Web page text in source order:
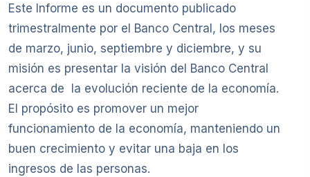
Este Informe es un documento publicado
trimestralmente por el Banco Central, los meses
de marzo, junio, septiembre y diciembre, y su
misión es presentar la visión del Banco Central
acerca de la evolución reciente de la economía.
El propósito es promover un mejor
funcionamiento de la economía, manteniendo un
buen crecimiento y evitar una baja en los
ingresos de las personas.